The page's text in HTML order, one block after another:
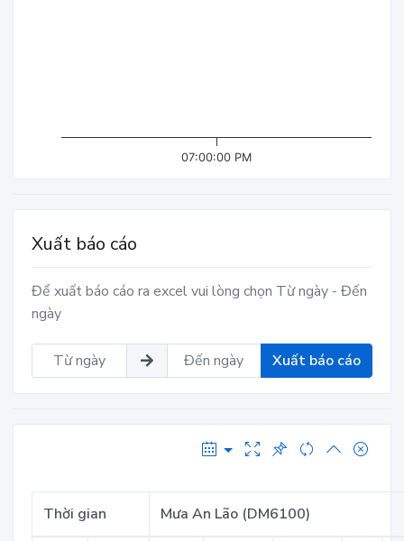
07:00:00 PM
Xuất báo cáo
Để xuất báo cáo ra excel vui lòng chọn Từ ngày - Đến
ngày
Xuất báo cáo
Thời gian Mưa An Lão (DM6100)